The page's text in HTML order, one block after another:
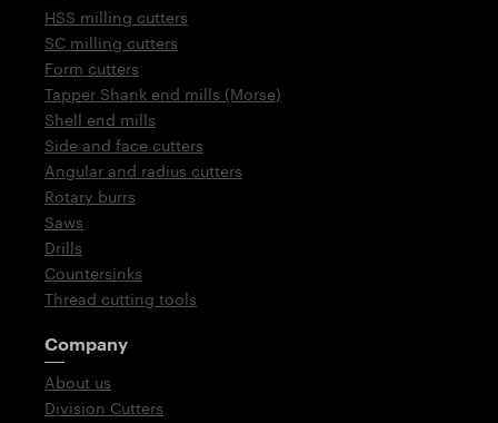
HSS milling cutters
SC milling cutters
Form cutters
Tapper Shank end mills (Morse)
Shell end mills
Side and face cutters
Angular and radius cutters
Rotary burrs
Saws
Drills
Countersinks
Thread cutting tools
Company
About us
Division Cutters